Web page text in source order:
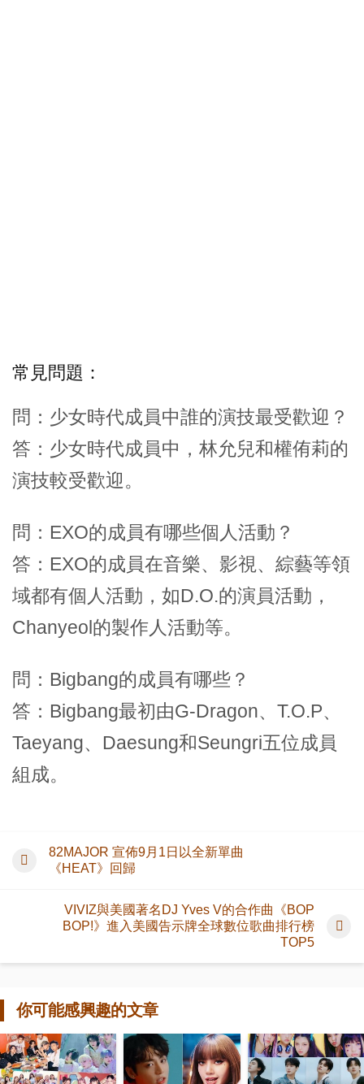
常見問題：
問：少女時代成員中誰的演技最受歡迎？
答：少女時代成員中，林允兒和權侑莉的
演技較受歡迎。
問：EXO的成員有哪些個人活動？
答：EXO的成員在音樂、影視、綜藝等領
域都有個人活動，如D.O.的演員活動，
Chanyeol的製作人活動等。
問：Bigbang的成員有哪些？
答：Bigbang最初由G-Dragon、T.O.P、
Taeyang、Daesung和Seungri五位成員
組成。
82MAJOR 宣佈9月1日以全新單曲
《HEAT》回歸
VIVIZ與美國著名DJ Yves V的合作曲《BOP
BOP!》進入美國告示牌全球數位歌曲排行榜
TOP5
你可能感興趣的文章